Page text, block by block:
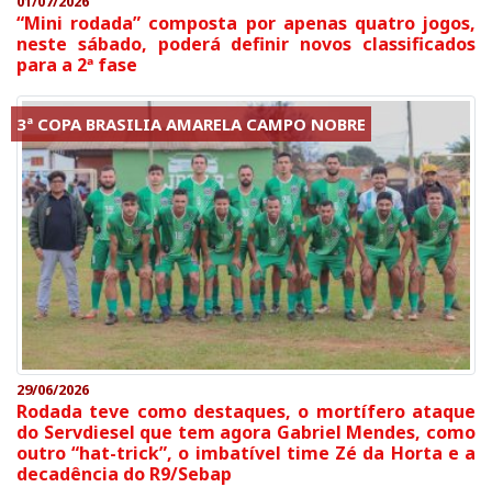
“Mini rodada” composta por apenas quatro jogos,
neste sábado, poderá definir novos classificados
para a 2ª fase
3ª COPA BRASILIA AMARELA CAMPO NOBRE
29/06/2026
Rodada teve como destaques, o mortífero ataque
do Servdiesel que tem agora Gabriel Mendes, como
outro “hat-trick”, o imbatível time Zé da Horta e a
decadência do R9/Sebap